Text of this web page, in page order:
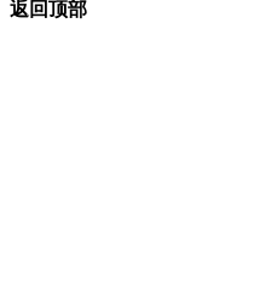
返回顶部